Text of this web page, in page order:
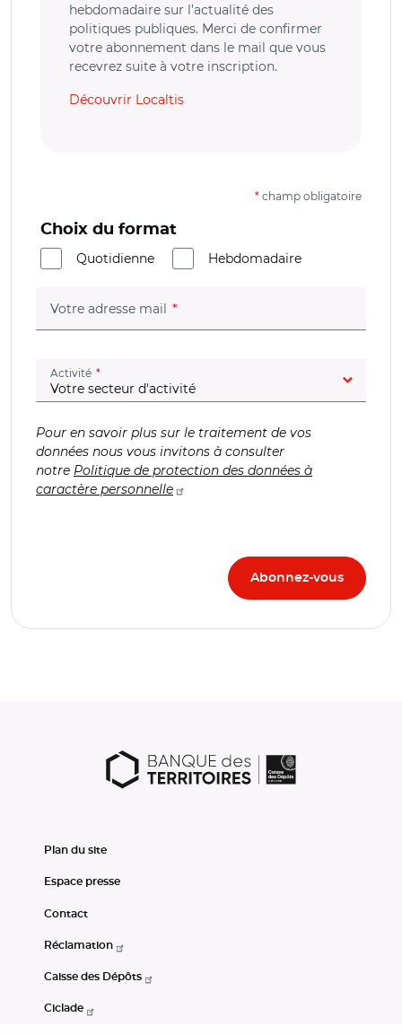
hebdomadaire sur l’actualité des
politiques publiques. Merci de confirmer
votre abonnement dans le mail que vous
recevrez suite à votre inscription.
Découvrir Localtis
* champ obligatoire
Choix du format
Quotidienne
Hebdomadaire
Votre adresse mail (champ obligatoire)
Activité (champ obligatoire)
Pour en savoir plus sur le traitement de vos
données nous vous invitons à consulter
notre Politique de protection des données à
caractère personnelle
Plan du site
Espace presse
Contact
Réclamation
Caisse des Dépôts
Ciclade